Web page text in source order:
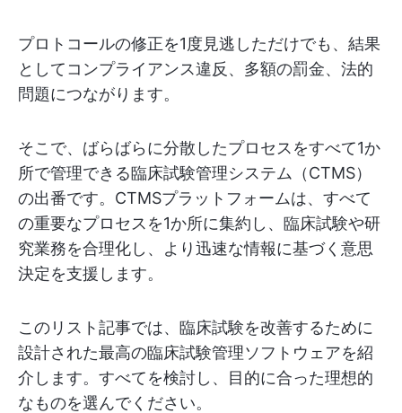
プロトコールの修正を1度見逃しただけでも、結果
としてコンプライアンス違反、多額の罰金、法的
問題につながります。
そこで、ばらばらに分散したプロセスをすべて1か
所で管理できる臨床試験管理システム（CTMS）
の出番です。CTMSプラットフォームは、すべて
の重要なプロセスを1か所に集約し、臨床試験や研
究業務を合理化し、より迅速な情報に基づく意思
決定を支援します。
このリスト記事では、臨床試験を改善するために
設計された最高の臨床試験管理ソフトウェアを紹
介します。すべてを検討し、目的に合った理想的
なものを選んでください。